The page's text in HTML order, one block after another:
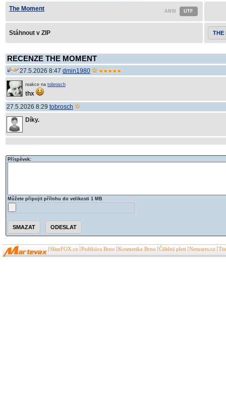
The Moment
Stáhnout v ZIP THE
RECENZE THE MOMENT
27.5.2026 8:47 dmin1980
reakce na tobrosch
thx
27.5.2026 8:29 tobrosch
Díky.
Příspěvek:
Můžete připojit přílohu do velikosti 1 MB
SlimFOX.cz Pedikúra Brno Kosmetika Brno Čištění pleti Netusers.cz